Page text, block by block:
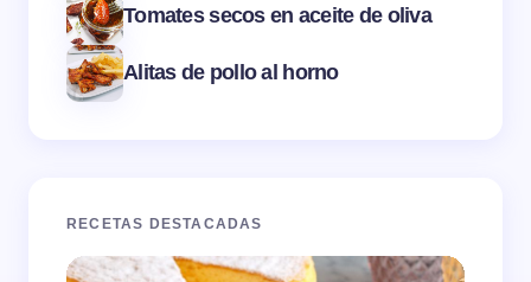
Tomates secos en aceite de oliva
Alitas de pollo al horno
RECETAS DESTACADAS